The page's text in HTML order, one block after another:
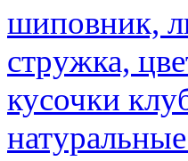
шиповник,
стружка,
кусочки